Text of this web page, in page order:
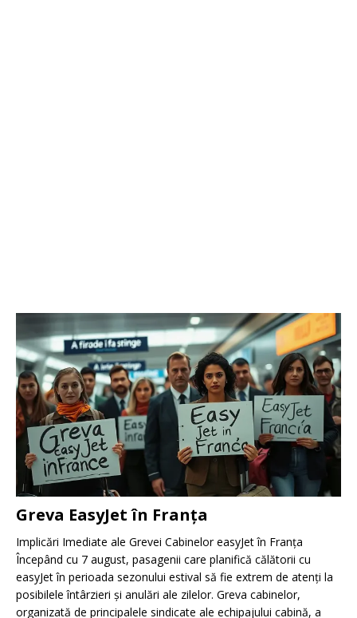
Greva EasyJet în Franța
Implicări Imediate ale Grevei Cabinelor easyJet în Franța
Începând cu 7 august, pasagenii care planifică călătorii cu
easyJet în perioada sezonului estival să fie extrem de atenți la
posibilele întârzieri și anulări ale zilelor. Greva cabinelor,
organizată de principalele sindicate ale echipajului cabină, a